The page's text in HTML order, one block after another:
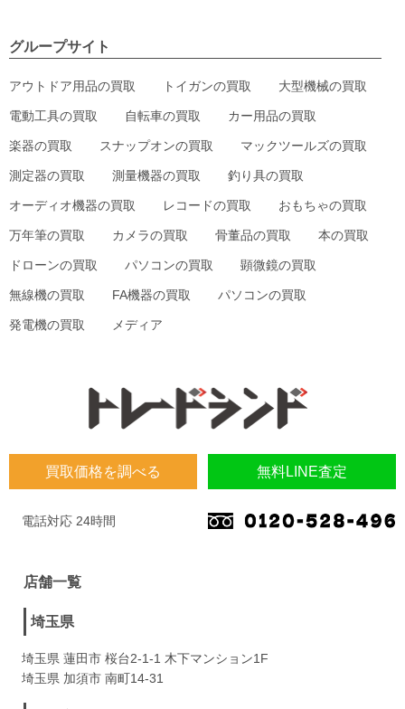
買取価格を調べる 無料LINE査定
電話対応 24時間
店舗一覧
埼玉県
埼玉県 蓮田市 桜台2-1-1 木下マンション1F
埼玉県 加須市 南町14-31
グループサイト
アウトドア用品の買取 トイガンの買取 大型機械の買取
電動工具の買取 自転車の買取 カー用品の買取
楽器の買取 スナップオンの買取 マックツールズの買取
測定器の買取 測量機器の買取 釣り具の買取
オーディオ機器の買取 レコードの買取 おもちゃの買取
万年筆の買取 カメラの買取 骨董品の買取 本の買取
ドローンの買取 パソコンの買取 顕微鏡の買取
無線機の買取 FA機器の買取 パソコンの買取
発電機の買取 メディア